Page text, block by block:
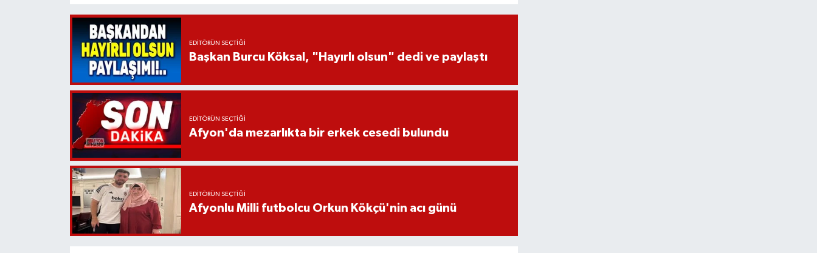
EDITÖRÜN SEÇTIĞI
Başkan Burcu Köksal, "Hayırlı olsun" dedi ve paylaştı
EDITÖRÜN SEÇTIĞI
Afyon'da mezarlıkta bir erkek cesedi bulundu
EDITÖRÜN SEÇTIĞI
Afyonlu Milli futbolcu Orkun Kökçü'nin acı günü